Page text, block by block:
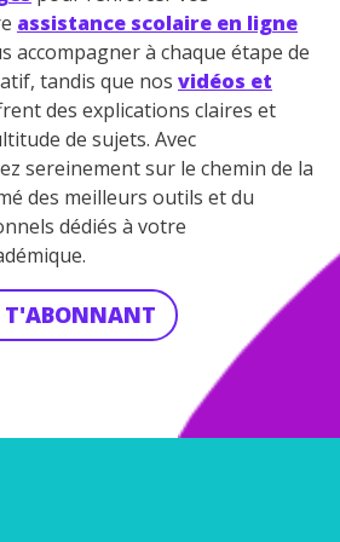
assistance scolaire en ligne
accompagner à chaque étape de
tandis que nos vidéos et
des explications claires et
de sujets. Avec
sereinement sur le chemin de la
des meilleurs outils et du
dédiés à votre
T'ABONNANT